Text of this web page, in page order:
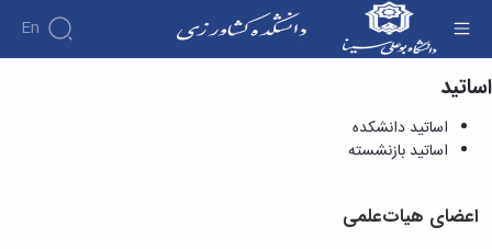
En
اساتید دانشکده - دانشکده کشاورزی
اساتید
اساتید دانشکده
اساتید بازنشسته
اعضای هیات‌علمی